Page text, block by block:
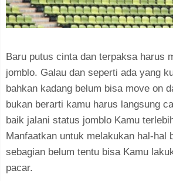
Baru putus cinta dan terpaksa harus
jomblo. Galau dan seperti ada yang
bahkan kadang belum bisa move on
bukan berarti kamu harus langsung
baik jalani status jomblo Kamu
Manfaatkan untuk melakukan hal-hal
sebagian belum tentu bisa Kamu
pacar.